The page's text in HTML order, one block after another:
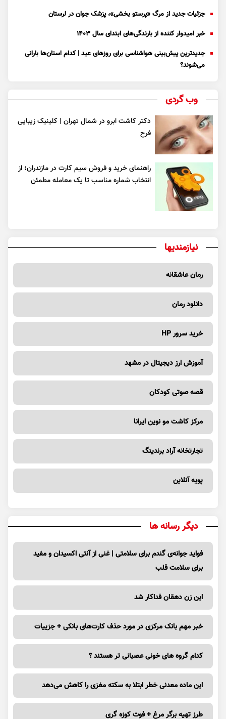
جزئیات جدید از مرگ «پرستو بخشی»، پزشک جوان در لرستان
خبر امیدوار کننده از بارندگی‌های ابتدای سال ۱۴۰۳
جدیدترین پیش‌بینی هواشناسی برای روزهای عید | کدام استان‌ها بارانی
می‌شوند؟
وب گردی
دکتر کاشت ابرو در شمال تهران | کلینیک زیبایی
فرح
راهنمای خرید و فروش سیم کارت در مازندران؛ از
انتخاب شماره مناسب تا یک معامله مطمئن
نیازمندیها
رمان عاشقانه
دانلود رمان
خرید سرور HP
آموزش ارز دیجیتال در مشهد
قصه صوتی کودکان
مرکز کاشت مو نوین ایرانا
تجارتخانه آراد برندینگ
پویه آنلاین
دیگر رسانه ها
فواید جوانه‌ی گندم برای سلامتی | غنی از آنتی اکسیدان و مفید
برای سلامت قلب
این زن دهقان فداکار شد
خبر مهم بانک مرکزی در مورد حذف کارت‌های بانکی + جزییات
کدام گروه های خونی عصبانی تر هستند ؟
این ماده معدنی خطر ابتلا به سکته مغزی را کاهش می‌دهد
طرز تهیه برگر مرغ + فوت کوزه گری